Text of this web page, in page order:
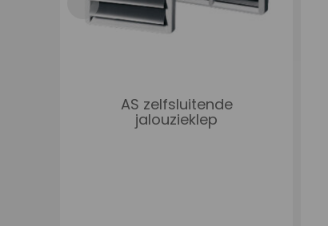
AS zelfsluitende
jalouzieklep